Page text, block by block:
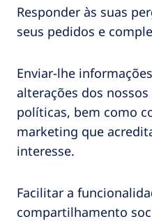
Responder às suas
seus pedidos e
Enviar-lhe
alterações dos
políticas, bem como
marketing que
interesse.
Facilitar a
compartilhamento